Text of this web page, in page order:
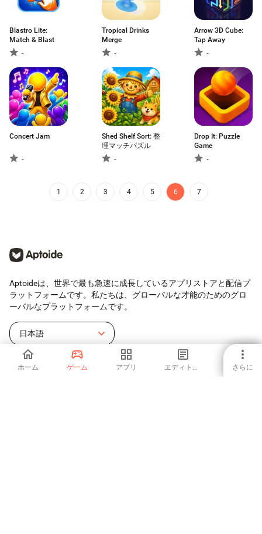
ホーム ゲーム アプリ エディトリアル さらに
Blastro Lite:
Match & Blast
-
Tropical Drinks
Merge
-
Arrow 3D Cube:
Tap Away
-
Concert Jam
-
Shed Shelf Sort: 整
理マッチパズル
-
Drop It: Puzzle
Game
-
1 2 3 4 5 6 7
Aptoideは、世界で最も急速に成長しているアプリストアと配信プ
ラットフォームです。私たちは、グローバルな才能のためのグロ
ーバルなプラットフォームです。
日本語